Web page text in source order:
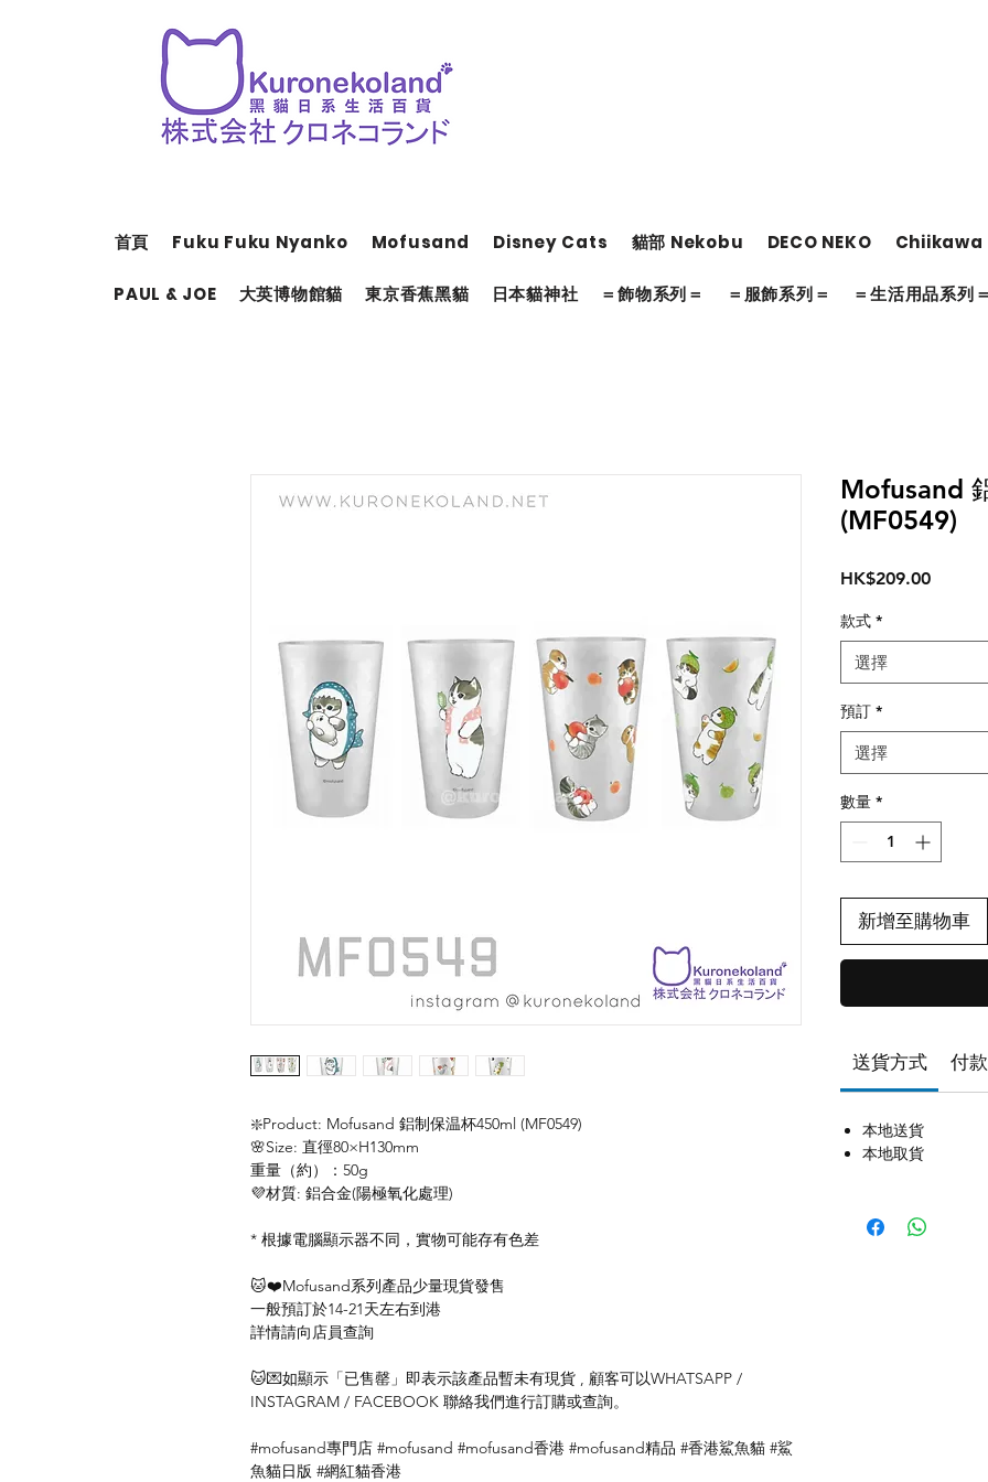
首頁 Fuku Fuku Nyanko Mofusand Disney Cats 貓部 Nekobu DECO NEKO Chiikawa
PAUL & JOE 大英博物館貓 東京香蕉黑貓 日本貓神社 ＝飾物系列＝ ＝服飾系列＝ ＝生活用品系列
❇️Product: Mofusand 鋁制保温杯450ml (MF0549)
🌸Size: 直徑80×H130mm
重量（約）：50g
💜材質: 鋁合金(陽極氧化處理)
* 根據電腦顯示器不同，實物可能存有色差
🐱❤️Mofusand系列產品少量現貨發售
一般預訂於14-21天左右到港
詳情請向店員查詢
🐱💌如顯示「已售罄」即表示該產品暫未有現貨 , 顧客可以WHATSAPP /
INSTAGRAM / FACEBOOK 聯絡我們進行訂購或查詢。
#mofusand專門店 #mofusand #mofusand香港 #mofusand精品 #香港鯊魚貓 #鯊
魚貓日版 #網紅貓香港
Mofusand
(MF0549)
HK$209.00價
款式 *
選擇
預訂 *
選擇
數量 *
新增至購物車
送貨方式 付
本地送貨
本地取貨